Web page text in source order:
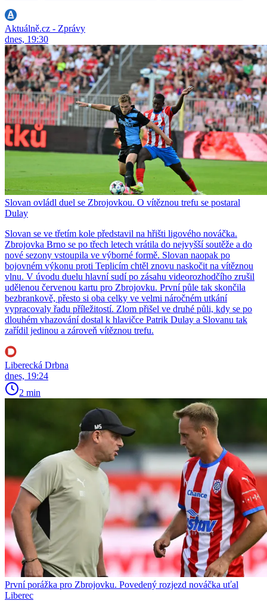
Aktuálně.cz - Zprávy
dnes, 19:30
Slovan ovládl duel se Zbrojovkou. O vítěznou trefu se postaral
Dulay
Slovan se ve třetím kole představil na hřišti ligového nováčka.
Zbrojovka Brno se po třech letech vrátila do nejvyšší soutěže a do
nové sezony vstoupila ve výborné formě. Slovan naopak po
bojovném výkonu proti Teplicím chtěl znovu naskočit na vítěznou
vlnu. V úvodu duelu hlavní sudí po zásahu videorozhodčího zrušil
udělenou červenou kartu pro Zbrojovku. První půle tak skončila
bezbrankově, přesto si oba celky ve velmi náročném utkání
vypracovaly řadu příležitostí. Zlom přišel ve druhé půli, kdy se po
dlouhém vhazování dostal k hlavičce Patrik Dulay a Slovanu tak
zařídil jedinou a zároveň vítěznou trefu.
Liberecká Drbna
dnes, 19:24
2 min
První porážka pro Zbrojovku. Povedený rozjezd nováčka uťal
Liberec